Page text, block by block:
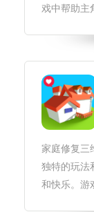
戏中帮助主
丰富有趣
要在游戏中
家庭修复三
独特的玩法
和快乐。游